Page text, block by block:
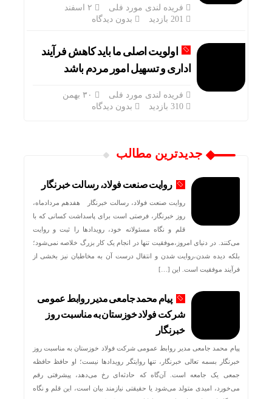
فریده لندی مورد فلی
بدون دیدگاه
اولویت اصلی ما باید کاهش فرآیند
اداری و تسهیل امور مردم باشد
فریده لندی مورد فلی
بدون دیدگاه
جدیدترین مطالب
روایت صنعت فولاد،‌ رسالت خبرنگار
روایت صنعت فولاد،‌ رسالت خبرنگار هفدهم مردادماه،
روز خبرنگار، فرصتی است برای پاسداشت کسانی که با
قلم و نگاه مسئولانه خود، رویدادها را ثبت و روایت
می‌کنند. در دنیای امروز،موفقیت تنها در انجام یک کار بزرگ خلاصه نمی‌شود؛
بلکه دیده شدن،روایت شدن و انتقال درست آن به مخاطبان نیز بخشی از
فرآیند موفقیت است. این […]
پیام محمد جامعی مدیر روابط عمومی
شرکت فولاد خوزستان به مناسبت روز
خبرنگار
پیام محمد جامعی مدیر روابط عمومی شرکت فولاد خوزستان به مناسبت روز
خبرنگار بسمه تعالی خبرنگار، تنها روایتگر رویدادها نیست؛ او حافظ حافظه
جمعی یک جامعه است. آن‌گاه که حادثه‌ای رخ می‌دهد، پیشرفتی رقم
می‌خورد، امیدی متولد می‌شود یا حقیقتی نیازمند بیان است، این قلم و نگاه